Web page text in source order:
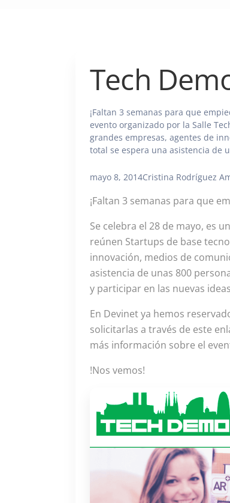
Tech
¡Faltan 3 semanas para que
evento organizado por la Salle
grandes empresas, agentes de
total se espera una asistencia de
mayo 8, 2014Cristina Rodríguez
¡Faltan 3 semanas para que
Se celebra el 28 de mayo, es
reúnen Startups de base
innovación, medios de
asistencia de unas 800
y participar en las nuevas
En Devinet ya hemos
solicitarlas a través de este
más información sobre el
!Nos vemos!